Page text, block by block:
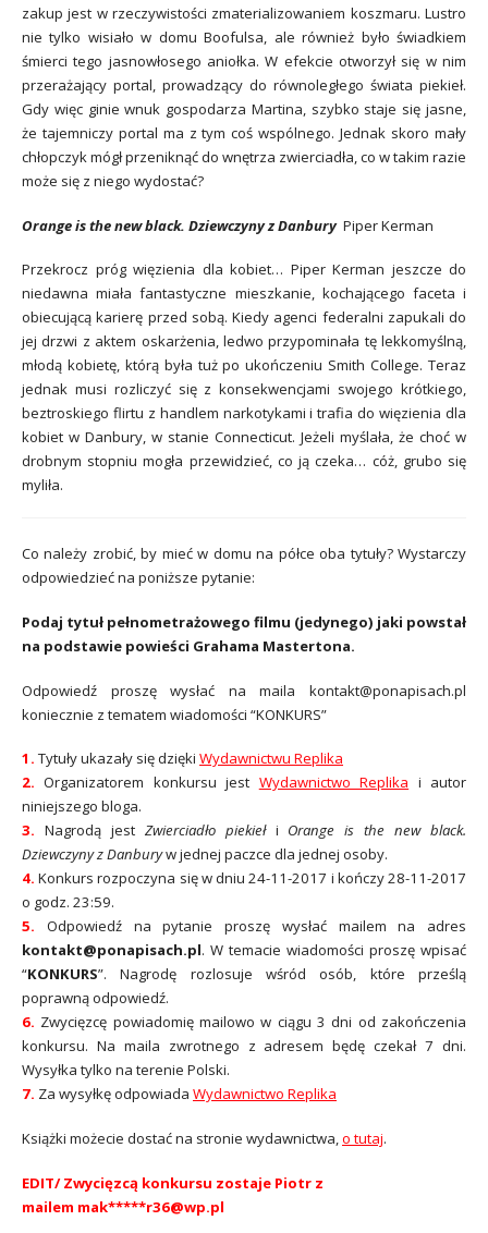
zakup jest w rzeczywistości zmaterializowaniem koszmaru. Lustro
nie tylko wisiało w domu Boofulsa, ale również było świadkiem
śmierci tego jasnowłosego aniołka. W efekcie otworzył się w nim
przerażający portal, prowadzący do równoległego świata piekieł.
Gdy więc ginie wnuk gospodarza Martina, szybko staje się jasne,
że tajemniczy portal ma z tym coś wspólnego. Jednak skoro mały
chłopczyk mógł przeniknąć do wnętrza zwierciadła, co w takim razie
może się z niego wydostać?
Orange is the new black. Dziewczyny z Danbury Piper Kerman
Przekrocz próg więzienia dla kobiet… Piper Kerman jeszcze do
niedawna miała fantastyczne mieszkanie, kochającego faceta i
obiecującą karierę przed sobą. Kiedy agenci federalni zapukali do
jej drzwi z aktem oskarżenia, ledwo przypominała tę lekkomyślną,
młodą kobietę, którą była tuż po ukończeniu Smith College. Teraz
jednak musi rozliczyć się z konsekwencjami swojego krótkiego,
beztroskiego flirtu z handlem narkotykami i trafia do więzienia dla
kobiet w Danbury, w stanie Connecticut. Jeżeli myślała, że choć w
drobnym stopniu mogła przewidzieć, co ją czeka… cóż, grubo się
myliła.
Co należy zrobić, by mieć w domu na półce oba tytuły? Wystarczy
odpowiedzieć na poniższe pytanie:
Podaj tytuł pełnometrażowego filmu (jedynego) jaki powstał
na podstawie powieści Grahama Mastertona.
Odpowiedź proszę wysłać na maila kontakt@ponapisach.pl
koniecznie z tematem wiadomości “KONKURS”
1. Tytuły ukazały się dzięki Wydawnictwu Replika
2. Organizatorem konkursu jest Wydawnictwo Replika i autor
niniejszego bloga.
3. Nagrodą jest Zwierciadło piekiełi Orange is the new black.
Dziewczyny z Danburyw jednej paczce dla jednej osoby.
4. Konkurs rozpoczyna się w dniu 24-11-2017 i kończy 28-11-2017
o godz. 23:59.
5.
Odpowiedź na pytanie proszę wysłać mailem na adres
kontakt@ponapisach.pl. W temacie wiadomości proszę wpisać
“KONKURS”. Nagrodę rozlosuje wśród osób, które prześlą
poprawną odpowiedź.
6. Zwycięzcę powiadomię mailowo w ciągu 3 dni od zakończenia
konkursu. Na maila zwrotnego z adresem będę czekał 7 dni.
Wysyłka tylko na terenie Polski.
7. Za wysyłkę odpowiada Wydawnictwo Replika
Książki możecie dostać na stronie wydawnictwa,o tutaj.
EDIT/ Zwycięzcą konkursu zostaje Piotr z
mailem mak*****r36@wp.pl